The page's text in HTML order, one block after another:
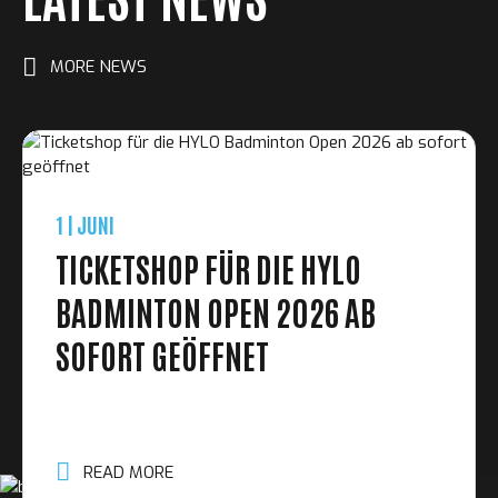
MORE NEWS
1 JUNI
TICKETSHOP FÜR DIE HYLO
BADMINTON OPEN 2026 AB
SOFORT GEÖFFNET
READ MORE